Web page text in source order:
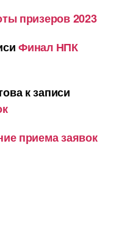
призеров 2023
Финал НПК
к записи
приема заявок